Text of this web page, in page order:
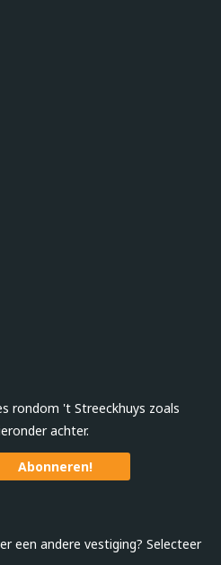
rondom 't Streeckhuys zoals
achter.
een andere vestiging? Selecteer